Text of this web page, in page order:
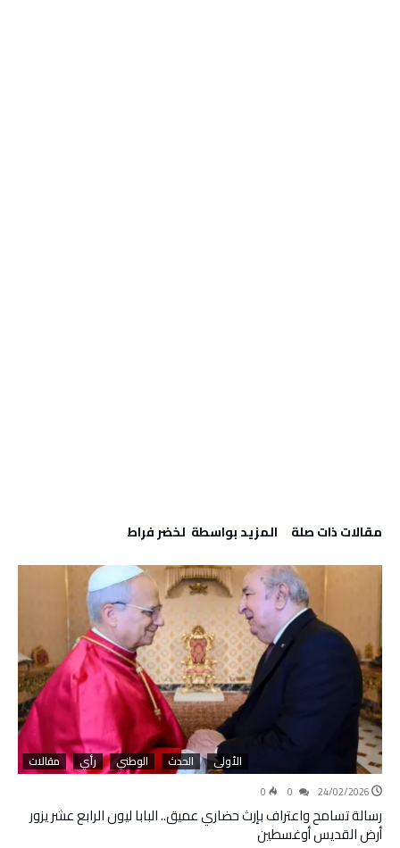
‫مقالات ذات صلة‬ ‫‫المزيد بواسطة‬ ‬ لخضر فراط
الأولى الحدث الوطني رأي مقالات
24/02/2026
0
رسالة تسامح واعتراف بإرث حضاري عميق.. البابا ليون الرابع عشر يزور
أرض القديس أوغسطين